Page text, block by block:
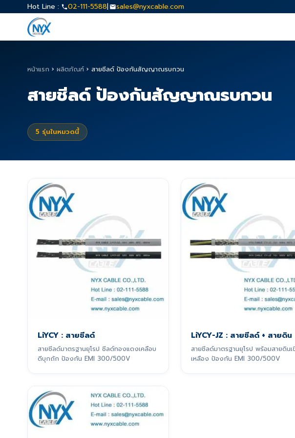
Hot Line : 02-111-5588|
sales@nyxcable.com
หน้าแรก › ผลิตภัณฑ์ › สายชีลด์ ป้องกันสัญญาณรบกวน
สายชีลด์ ป้องกันสัญญาณรบกวน
5 รุ่นในหมวดนี้
LiYCY : สายชีลด์
สายชีลด์มาตรฐานยุโรป ชีลด์ทองแดงเคลือบ
ดีบุกถัก ป้องกัน EMI 300/500V
LiYCY-JZ : สายชีลด์ + สายดิน
สายชีลด์มาตรฐานยุโรป พร้อมสายดิน
เหลือง ป้องกัน EMI 300/500V